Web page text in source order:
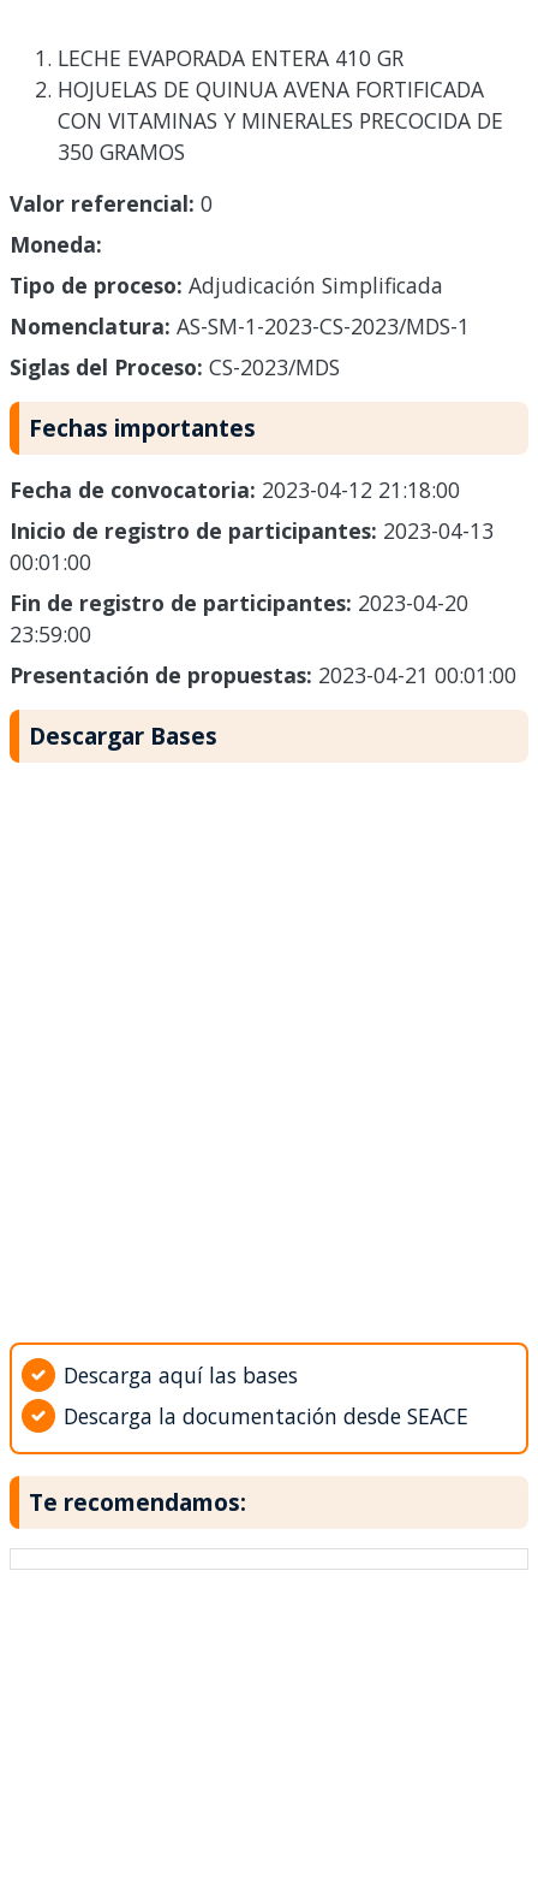
LECHE EVAPORADA ENTERA 410 GR
HOJUELAS DE QUINUA AVENA FORTIFICADA
CON VITAMINAS Y MINERALES PRECOCIDA DE
350 GRAMOS
Valor referencial: 0
Moneda:
Tipo de proceso: Adjudicación Simplificada
Nomenclatura: AS-SM-1-2023-CS-2023/MDS-1
Siglas del Proceso: CS-2023/MDS
Fechas importantes
Fecha de convocatoria: 2023-04-12 21:18:00
Inicio de registro de participantes: 2023-04-13
00:01:00
Fin de registro de participantes: 2023-04-20
23:59:00
Presentación de propuestas: 2023-04-21 00:01:00
Descargar Bases
Descarga aquí las bases
Descarga la documentación desde SEACE
Te recomendamos: